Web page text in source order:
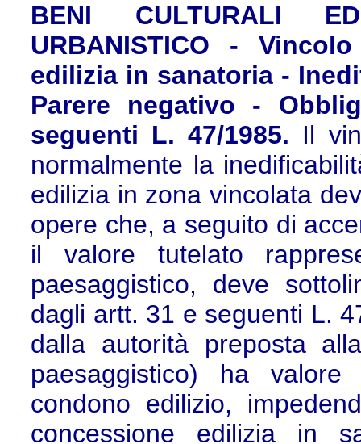
BENI CULTURALI
URBANISTICO -
edilizia in sanatoria -
Parere negativo -
seguenti L. 47/1985. Il
normalmente la
edilizia in zona vincolata
opere che, a seguito di
il valore tutelato
paesaggistico, deve
dagli artt. 31 e seguenti L.
dalla autorità preposta
paesaggistico) ha
condono edilizio,
concessione edilizia in